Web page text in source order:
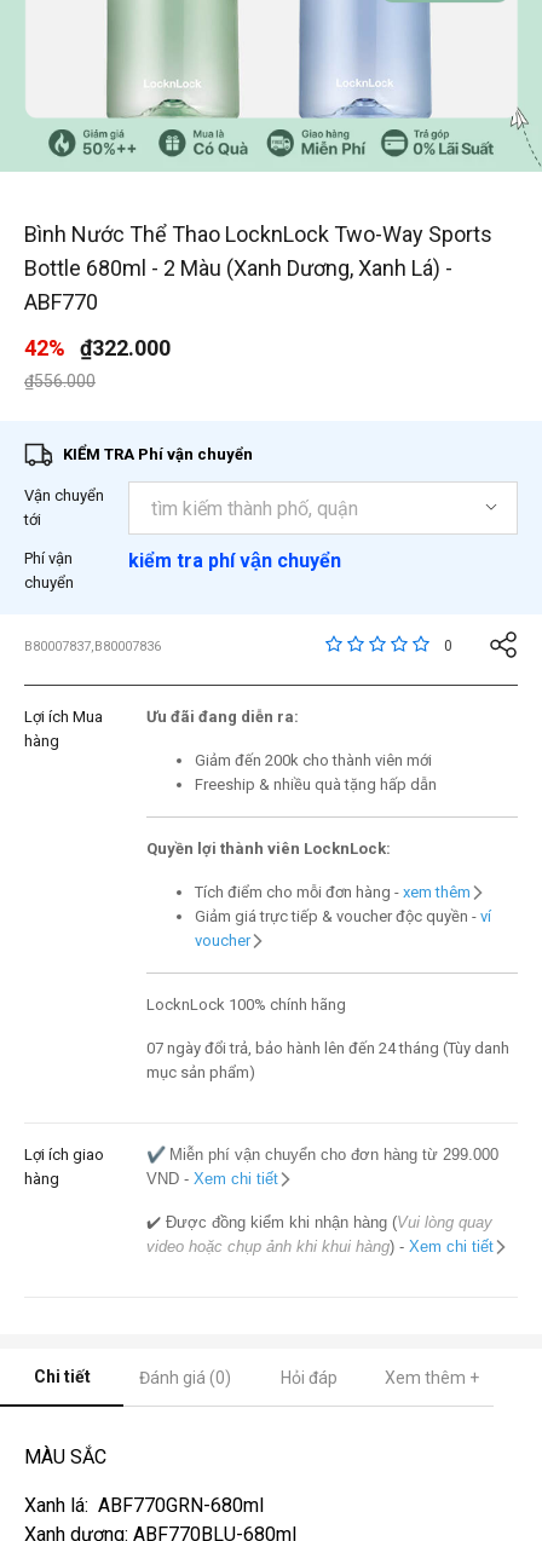
/6
Bình Nước Thể Thao LocknLock Two-Way Sports
Bottle 680ml - 2 Màu (Xanh Dương, Xanh Lá) -
ABF770
42%
₫322.000
Giá giảm xuống từ
₫556.000đến
KIỂM TRA Phí vận chuyển
Vận chuyển
tới
Phí vận
chuyển
kiểm tra phí vận chuyển
B80007837,B80007836 5 trên đánh giá của 5
0
Lợi ích Mua
hàng
Ưu đãi đang diễn ra:
Giảm đến 200k cho thành viên mới
Freeship & nhiều quà tặng hấp dẫn
Quyền lợi thành viên LocknLock:
Tích điểm cho mỗi đơn hàng - xem thêm
Giảm giá trực tiếp & voucher độc quyền - ví
voucher
LocknLock 100% chính hãng
07 ngày đổi trả, bảo hành lên đến 24 tháng (Tùy danh
mục sản phẩm)
Lợi ích giao
hàng
✔️ Miễn phí vận chuyển cho đơn hàng từ 299.000
VND - Xem chi tiết
✔️ Được đồng kiểm khi nhận hàng (Vui lòng quay
video hoặc chụp ảnh khi khui hàng) - Xem chi tiết
Chi tiết Đánh giá (0) Hỏi đáp Xem thêm +
MÀU SẮC
Xanh lá: ABF770GRN-680ml
Xanh dương: ABF770BLU-680ml